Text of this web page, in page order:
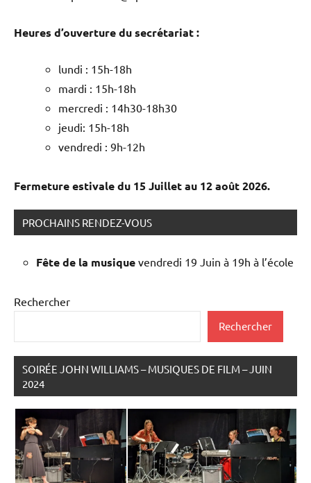
Heures d’ouverture du secrétariat :
lundi : 15h-18h
mardi : 15h-18h
mercredi : 14h30-18h30
jeudi: 15h-18h
vendredi : 9h-12h
Fermeture estivale du 15 Juillet au 12 août 2026.
PROCHAINS RENDEZ-VOUS
Fête de la musique vendredi 19 Juin à 19h à l’école
Rechercher
Rechercher
SOIRÉE JOHN WILLIAMS – MUSIQUES DE FILM – JUIN
2024